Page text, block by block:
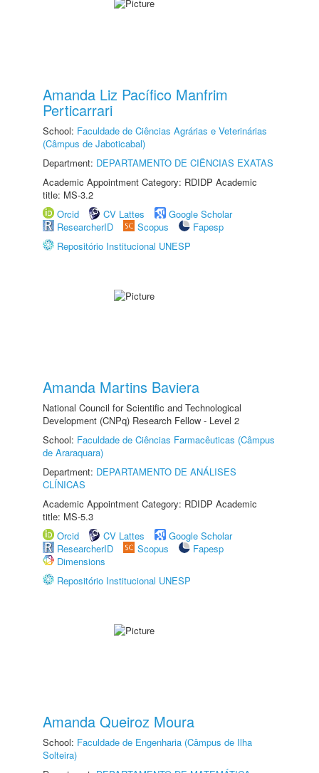
Amanda Liz Pacífico Manfrim
Perticarrari
School: Faculdade de Ciências Agrárias e Veterinárias
(Câmpus de Jaboticabal)
Department: DEPARTAMENTO DE CIÊNCIAS EXATAS
Academic Appointment Category: RDIDP Academic
title: MS-3.2
Orcid
CV Lattes
Google Scholar
ResearcherID
Scopus
Fapesp
Repositório Institucional UNESP
Amanda Martins Baviera
National Council for Scientific and Technological
Development (CNPq) Research Fellow - Level 2
School: Faculdade de Ciências Farmacêuticas (Câmpus
de Araraquara)
Department: DEPARTAMENTO DE ANÁLISES
CLÍNICAS
Academic Appointment Category: RDIDP Academic
title: MS-5.3
Orcid
CV Lattes
Google Scholar
ResearcherID
Scopus
Fapesp
Dimensions
Repositório Institucional UNESP
Amanda Queiroz Moura
School: Faculdade de Engenharia (Câmpus de Ilha
Solteira)